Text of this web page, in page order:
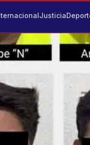
Justicia